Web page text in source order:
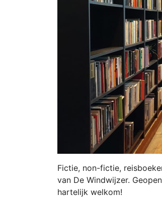
Fictie, non-fictie,
van De Windwijzer.
hartelijk welkom!